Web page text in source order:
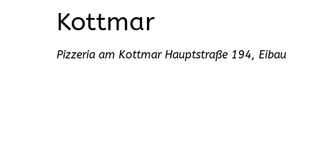
Kottmar
Pizzeria am Kottmar Hauptstraße 194, Eibau